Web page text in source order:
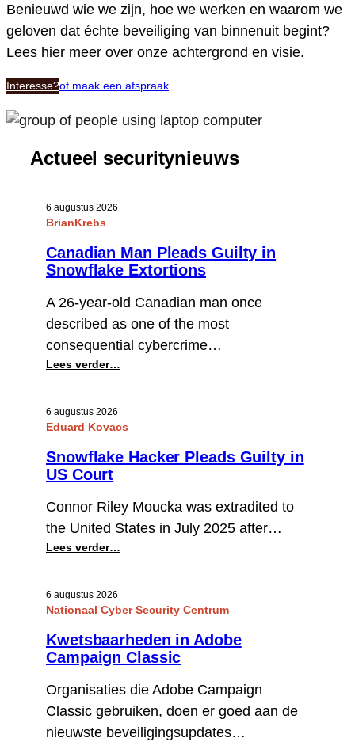
Benieuwd wie we zijn, hoe we werken en waarom we
geloven dat échte beveiliging van binnenuit begint?
Lees hier meer over onze achtergrond en visie.
Interesse?of maak een afspraak
Actueel securitynieuws
6 augustus 2026
BrianKrebs
Canadian Man Pleads Guilty in
Snowflake Extortions
A 26-year-old Canadian man once
described as one of the most
consequential cybercrime…
Lees verder…
Guilty
Snowflake
6 augustus 2026
Eduard Kovacs
Snowflake Hacker Pleads Guilty in
US Court
Connor Riley Moucka was extradited to
the United States in July 2025 after…
Lees verder…
Guilty
US
Court
6 augustus 2026
Nationaal Cyber Security Centrum
Kwetsbaarheden in Adobe
Campaign Classic
Organisaties die Adobe Campaign
Classic gebruiken, doen er goed aan de
nieuwste beveiligingsupdates…